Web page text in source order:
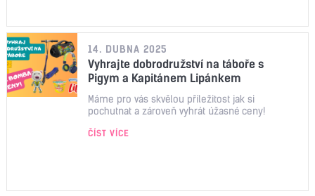
14. DUBNA 2025
Vyhrajte dobrodružství na táboře s
Pigym a Kapitánem Lipánkem
Máme pro vás skvělou příležitost jak si
pochutnat a zároveň vyhrát úžasné ceny!
ČÍST VÍCE